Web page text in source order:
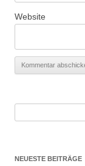
Website
NEUESTE BEITRÄGE